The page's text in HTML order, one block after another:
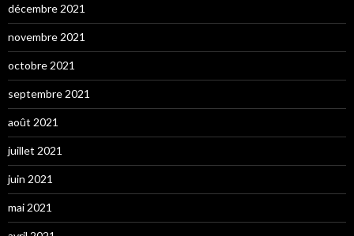
décembre 2021
novembre 2021
octobre 2021
septembre 2021
août 2021
juillet 2021
juin 2021
mai 2021